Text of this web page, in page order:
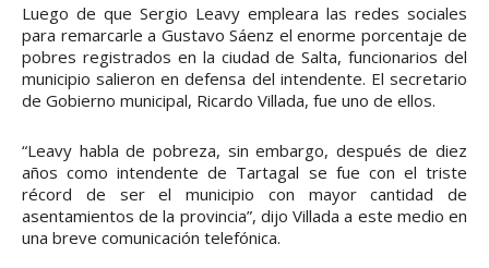
Luego de que Sergio Leavy empleara las redes sociales
para remarcarle a Gustavo Sáenz el enorme porcentaje de
pobres registrados en la ciudad de Salta, funcionarios del
municipio salieron en defensa del intendente. El secretario
de Gobierno municipal, Ricardo Villada, fue uno de ellos.
“Leavy habla de pobreza, sin embargo, después de diez
años como intendente de Tartagal se fue con el triste
récord de ser el municipio con mayor cantidad de
asentamientos de la provincia”, dijo Villada a este medio en
una breve comunicación telefónica.